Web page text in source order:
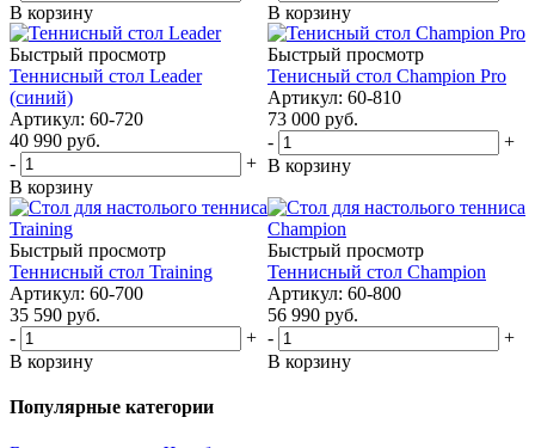
В корзину
В корзину
Быстрый просмотр
Теннисный стол Leader
(синий)
Артикул: 60-720
40 990 руб.
-
+
В корзину
Быстрый просмотр
Тенисный стол Champion Pro
Артикул: 60-810
73 000 руб.
-
+
В корзину
Быстрый просмотр
Теннисный стол Training
Артикул: 60-700
35 590 руб.
-
+
В корзину
Быстрый просмотр
Теннисный стол Champion
Артикул: 60-800
56 990 руб.
-
+
В корзину
Популярные категории